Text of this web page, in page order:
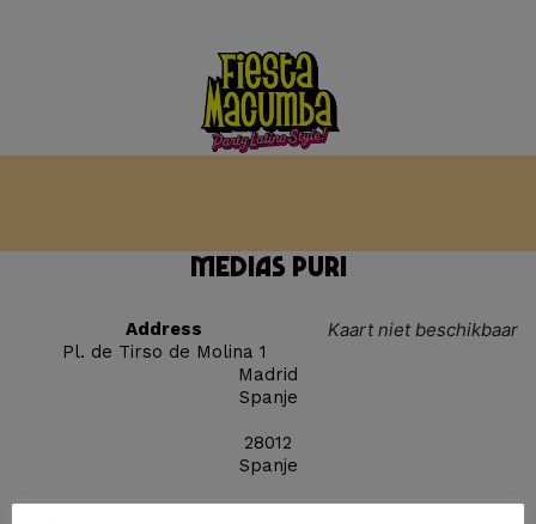
Medias Puri
Kaart niet beschikbaar
Address
Pl. de Tirso de Molina 1
Madrid
Spanje
28012
Spanje